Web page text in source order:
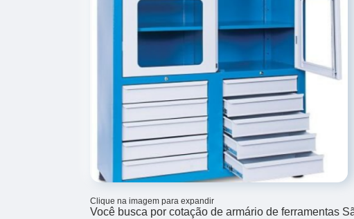
Clique na imagem para expandir
Você busca por cotação de armário de ferramentas